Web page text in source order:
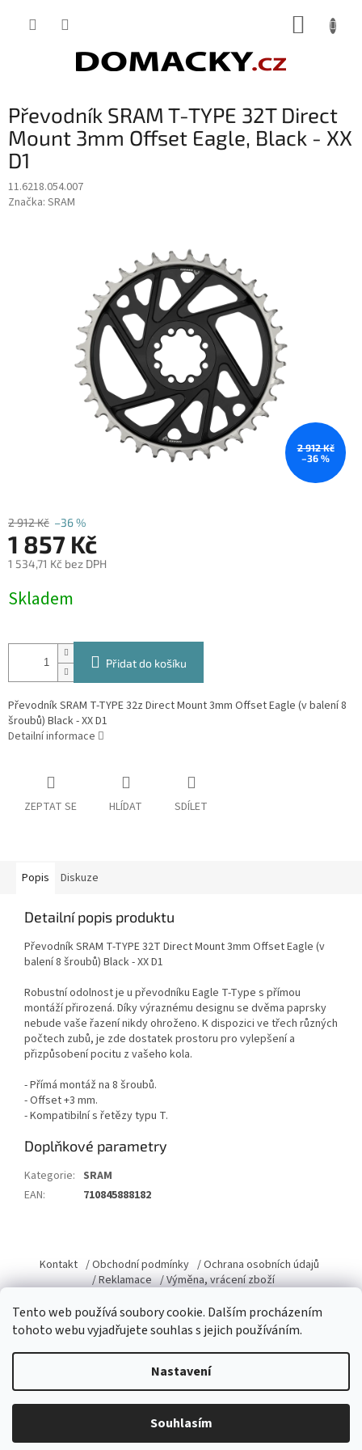
Tento web používá soubory cookie. Dalším procházením
tohoto webu vyjadřujete souhlas s jejich používáním.
Nastavení
Souhlasím
Převodník SRAM T-TYPE 32T Direct
Mount 3mm Offset Eagle, Black - XX
D1
11.6218.054.007
Značka: SRAM
2 912 Kč
–36 %
2 912 Kč –36 %
1 857 Kč
1 534,71 Kč bez DPH
cena:
Skladem
Přidat do košíku
Převodník SRAM T-TYPE 32z Direct Mount 3mm Offset Eagle (v balení 8
šroubů) Black - XX D1
Detailní informace
ZEPTAT SE HLÍDAT SDÍLET
Popis Diskuze
Detailní popis produktu
Převodník SRAM T-TYPE 32T Direct Mount 3mm Offset Eagle (v
balení 8 šroubů) Black - XX D1
Robustní odolnost je u převodníku Eagle T-Type s přímou
montáží přirozená. Díky výraznému designu se dvěma paprsky
nebude vaše řazení nikdy ohroženo. K dispozici ve třech různých
počtech zubů, je zde dostatek prostoru pro vylepšení a
přizpůsobení pocitu z vašeho kola.
- Přímá montáž na 8 šroubů.
- Offset +3 mm.
- Kompatibilní s řetězy typu T.
Doplňkové parametry
Kategorie: SRAM
EAN: 710845888182
p
a
Kontakt / Obchodní podmínky / Ochrana osobních údajů
/ Reklamace / Výměna, vrácení zboží
Copyright 2026Domacky.cz. Všechna práva vyhrazena.Upravit
nastavení cookies